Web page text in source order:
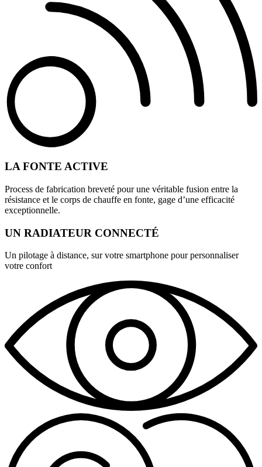
LA FONTE ACTIVE
Process de fabrication breveté pour une véritable fusion entre la
résistance et le corps de chauffe en fonte, gage d’une efficacité
exceptionnelle.
UN RADIATEUR CONNECTÉ
Un pilotage à distance, sur votre smartphone pour personnaliser
votre confort